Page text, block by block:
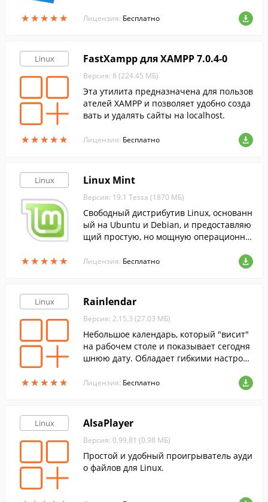
★★★★★
★★★★★ Лицензия: Бесплатно
Linux
★★★★★
★★★★★
FastXampp для XAMPP 7.0.4-0
Версия: 8 (224.45 МБ)
Эта утилита предназначена для пользов
ателей XAMPP и позволяет удобно созда
вать и удалять сайты на localhost.
Лицензия: Бесплатно
Linux
★★★★★
★★★★★
Linux Mint
Версия: 19.1 Tessa (1870 МБ)
Свободный дистрибутив Linux, основанн
ый на Ubuntu и Debian, и предоставляю
щий простую, но мощную операционну
льзователей.
Лицензия: Бесплатно
Linux
★★★★★
★★★★★
Rainlendar
Версия: 2.15.3 (27.03 МБ)
Небольшое календарь, который "висит"
на рабочем столе и показывает сегодня
шнюю дату. Обладает гибкими настройк
сов.
Лицензия: Бесплатно
Linux AlsaPlayer
Версия: 0.99.81 (0.98 МБ)
Простой и удобный проигрыватель ауди
о файлов для Linux.